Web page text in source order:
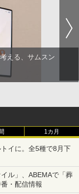
える、サムスン
1カ月
イに。全5種で8月下
ル」、ABEMAで「葬
・配信情報